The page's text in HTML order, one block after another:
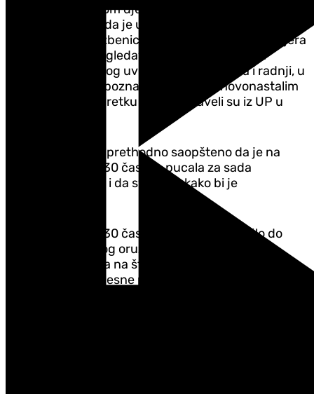
složenom krivičnom djelu molimo javnost za
razumijevanje kada je u pitanju izvještavanje o
istom, dok će službenici Uprave policije nakon mjera
prvog zahvata sagledavanja svih relevantnih
činjenica, izvršenog uviđaja i drugih mjera i radnji, u
mjeri mogućeg upoznavati javnost o novonastalim
okolnostima i napretku istrage", naveli su iz UP u
Iz te institucije je prethodno saopšteno da je na
Nedovića oko 13.30 časova pucala za sada
nepoznata osoba i da sve rade kako bi je
"Danas je oko 13.30 časova u Podgorici došlo do
upotrebe vatrenog oružja od strane, za sada
nepoznatog lica, a na štetu I.N. On je ovom prilikom
zadobio teške tjelesne povrede i njemu se ukazuje